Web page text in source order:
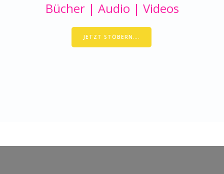
Bücher | Audio | Videos
JETZT STÖBERN….